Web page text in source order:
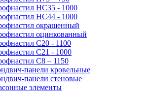
НС35 - 1000
НС44 - 1000
окрашенный
оцинкованный
С20 - 1100
С21 - 1000
С8 – 1150
панели кровельные
панели стеновые
элементы